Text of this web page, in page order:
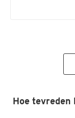
Hoe tevreden